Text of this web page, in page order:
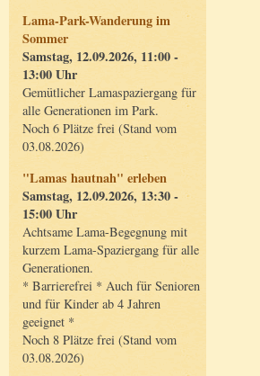
Lama-Park-Wanderung im
Sommer
Samstag, 12.09.2026, 11:00 -
13:00 Uhr
Gemütlicher Lamaspaziergang für
alle Generationen im Park.
Noch 6 Plätze frei (Stand vom
03.08.2026)
"Lamas hautnah" erleben
Samstag, 12.09.2026, 13:30 -
15:00 Uhr
Achtsame Lama-Begegnung mit
kurzem Lama-Spaziergang für alle
Generationen.
* Barrierefrei * Auch für Senioren
und für Kinder ab 4 Jahren
geeignet *
Noch 8 Plätze frei (Stand vom
03.08.2026)